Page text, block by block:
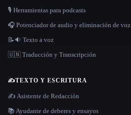
🎙️ Herramientas para podcasts
🎧 Potenciador de audio y eliminación de voz
📝🔉 Texto a voz
🇺🇳 Traducción y Transcripción
✍️TEXTO Y ESCRITURA
✍️ Asistente de Redacción
📚 Ayudante de deberes y ensayos